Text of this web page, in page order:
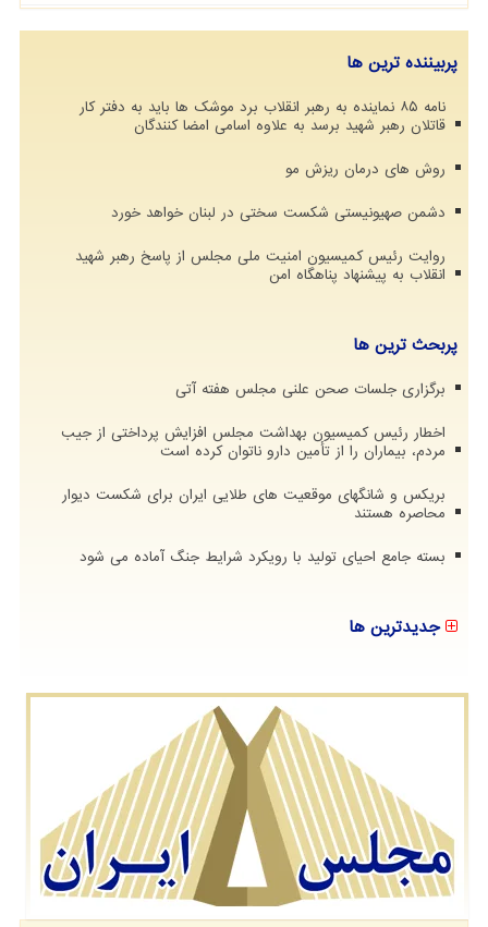
پربیننده ترین ها
نامه ۸۵ نماینده به رهبر انقلاب برد موشک ها باید به دفتر کار
قاتلان رهبر شهید برسد به علاوه اسامی امضا کنندگان
روش های درمان ریزش مو
دشمن صهیونیستی شکست سختی در لبنان خواهد خورد
روایت رئیس کمیسیون امنیت ملی مجلس از پاسخ رهبر شهید
انقلاب به پیشنهاد پناهگاه امن
پربحث ترین ها
برگزاری جلسات صحن علنی مجلس هفته آتی
اخطار رئیس کمیسیون بهداشت مجلس افزایش پرداختی از جیب
مردم، بیماران را از تأمین دارو ناتوان کرده است
بریکس و شانگهای موقعیت های طلایی ایران برای شکست دیوار
محاصره هستند
بسته جامع احیای تولید با رویکرد شرایط جنگ آماده می شود
جدیدترین ها